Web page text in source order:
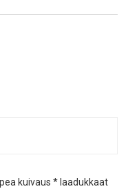
kuivaus * laadukkaat